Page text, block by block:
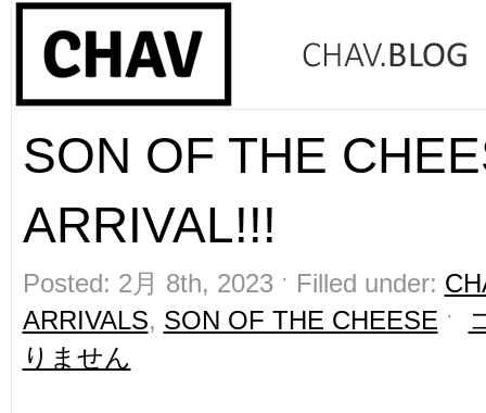
SON OF THE
ARRIVAL!!!
Posted: 2月 8th, 2023 ˑ Filled under:
ARRIVALS, SON OF THE CHEESE ˑ
りません